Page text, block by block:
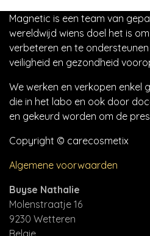
Magnetic is een team van
wereldwijd wiens doel het is
verbeteren en te
veiligheid en gezondheid
We werken en verkopen enkel
die in het labo en ook door
en gekeurd worden om de
Copyright © carecosmetix
Algemene voorwaarden
Buyse Nathalie
Molenstraatje 16
9230 Wetteren
Belgie